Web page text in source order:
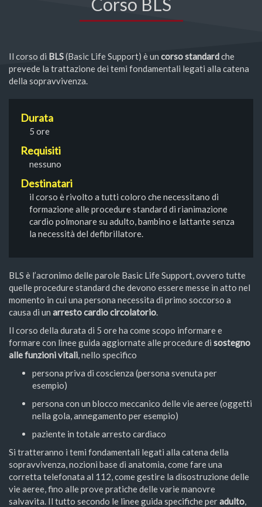
Il corso di BLS(Basic Life Support) è un corso standardche
prevede la trattazione dei temi fondamentali legati alla catena
della sopravvivenza.
Durata
5 ore
Requisiti
nessuno
Destinatari
il corso è rivolto a tutti coloro che necessitano di
formazione alle procedure standard di rianimazione
cardio polmonare su adulto, bambino e lattante senza
la necessità del defibrillatore.
BLS è l’acronimo delle parole Basic Life Support, ovvero tutte
quelle procedure standard che devono essere messe in atto nel
momento in cui una persona necessita di primo soccorso a
causa di un arresto cardio circolatorio.
Il corso della durata di 5 ore ha come scopo informare e
formare con linee guida aggiornate alle procedure di sostegno
alle funzioni vitali, nello specifico
persona priva di coscienza (persona svenuta per
esempio)
persona con un blocco meccanico delle vie aeree (oggetti
nella gola, annegamento per esempio)
paziente in totale arresto cardiaco
Si tratteranno i temi fondamentali legati alla catena della
sopravvivenza, nozioni base di anatomia, come fare una
corretta telefonata al 112, come gestire la disostruzione delle
vie aeree, fino alle prove pratiche delle varie manovre
salvavita. Il tutto secondo le linee guida specifiche peradulto,